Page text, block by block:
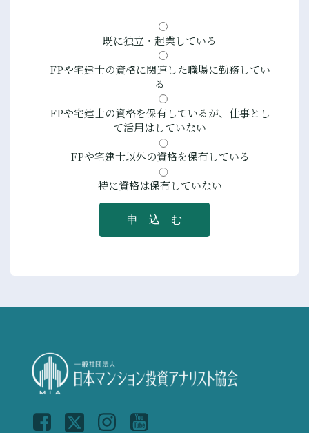
既に独立・起業している
FPや宅建士の資格に関連した職場に勤務してい
る
FPや宅建士の資格を保有しているが、仕事とし
て活用はしていない
FPや宅建士以外の資格を保有している
特に資格は保有していない